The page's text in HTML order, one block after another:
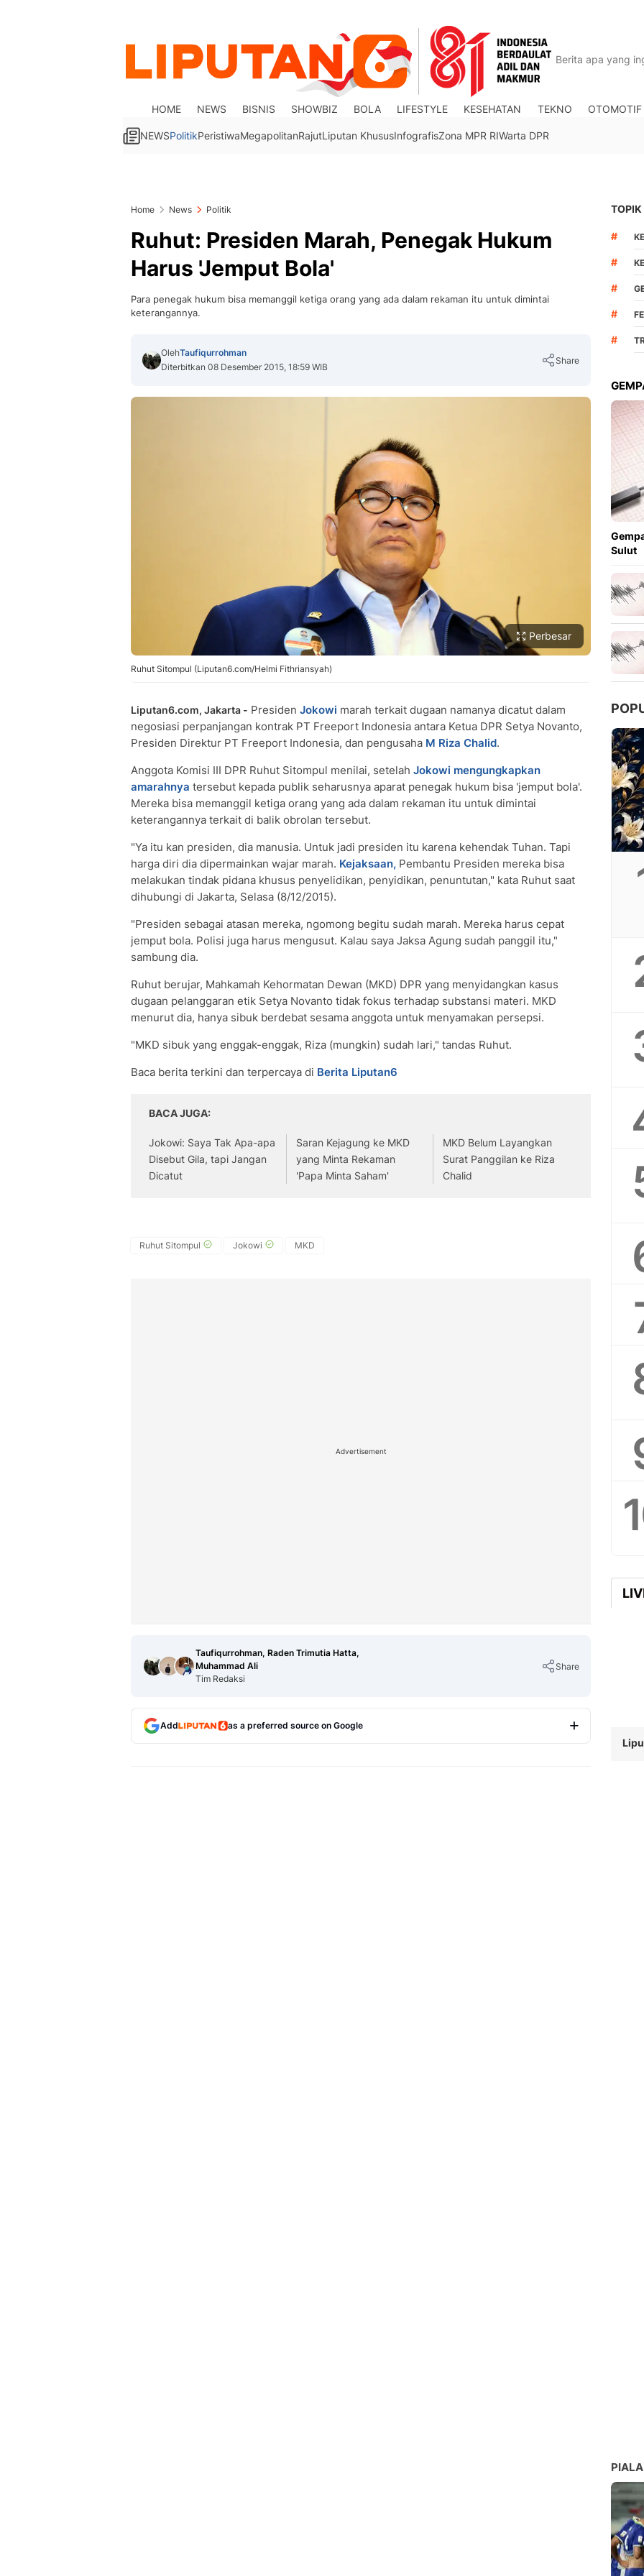
HOME NEWS BISNIS SHOWBIZ BOLA LIFESTYLE KESEHATAN TEKNO OTOMOTIF
NEWSPolitikPeristiwaMegapolitanRajutLiputan KhususInfografisZona MPR RIWarta DPR
Home News Politik
Ruhut: Presiden Marah, Penegak Hukum
Harus 'Jemput Bola'
Para penegak hukum bisa memanggil ketiga orang yang ada dalam rekaman itu untuk dimintai
keterangannya.
OlehTaufiqurrohman
Diterbitkan 08 Desember 2015, 18:59 WIB
Share
Perbesar
Ruhut Sitompul (Liputan6.com/Helmi Fithriansyah)
Liputan6.com, Jakarta - Presiden Jokowi marah terkait dugaan namanya dicatut dalam
negosiasi perpanjangan kontrak PT Freeport Indonesia antara Ketua DPR Setya Novanto,
Presiden Direktur PT Freeport Indonesia, dan pengusaha M Riza Chalid.
Anggota Komisi III DPR Ruhut Sitompul menilai, setelah Jokowi mengungkapkan
amarahnya tersebut kepada publik seharusnya aparat penegak hukum bisa 'jemput bola'.
Mereka bisa memanggil ketiga orang yang ada dalam rekaman itu untuk dimintai
keterangannya terkait di balik obrolan tersebut.
"Ya itu kan presiden, dia manusia. Untuk jadi presiden itu karena kehendak Tuhan. Tapi
harga diri dia dipermainkan wajar marah.‎ Kejaksaan, Pembantu Presiden mereka bisa
melakukan tindak pidana khusus penyelidikan, penyidikan, penuntutan," kata Ruhut saat
dihubungi di Jakarta, Selasa (8/12/2015).
"Presiden sebagai atasan mereka, ngomong begitu sudah marah. Mereka harus cepat
jemput bola. ‎Polisi juga harus mengusut. Kalau saya Jaksa Agung sudah panggil itu,"
‎sambung dia.
Ruhut berujar, Mahkamah Kehormatan Dewan (MKD) DPR yang menyidangkan kasus
dugaan pelanggaran etik Setya Novanto tidak fokus terhadap substansi materi. MKD
menurut dia, hanya sibuk berdebat sesama anggota untuk menyamakan persepsi.
"MKD sibuk yang enggak-enggak, Riza (mungkin) sudah lari," tandas Ruhut.
Baca berita terkini dan terpercaya di Berita Liputan6
BACA JUGA
Jokowi: Saya Tak Apa-apa
Disebut Gila, tapi Jangan
Dicatut
Saran Kejagung ke MKD
yang Minta Rekaman
'Papa Minta Saham'
MKD Belum Layangkan
Surat Panggilan ke Riza
Chalid
Ruhut Sitompul Jokowi MKD
Advertisement
Taufiqurrohman, Raden Trimutia Hatta,
Muhammad Ali
Tim Redaksi
Share
Add as a preferred source on Google
TOPIK
#
#
#
#
#
Sulut